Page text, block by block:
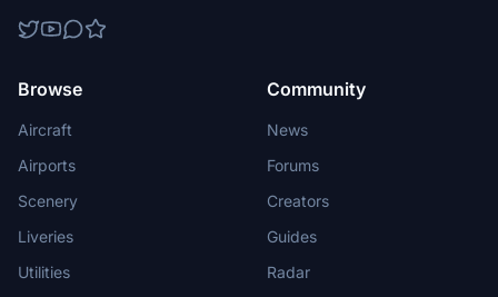
Browse
Aircraft
Airports
Scenery
Liveries
Utilities
Community
News
Forums
Creators
Guides
Radar